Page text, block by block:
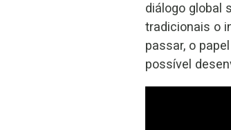
diálogo global
tradicionais o
passar, o
possível